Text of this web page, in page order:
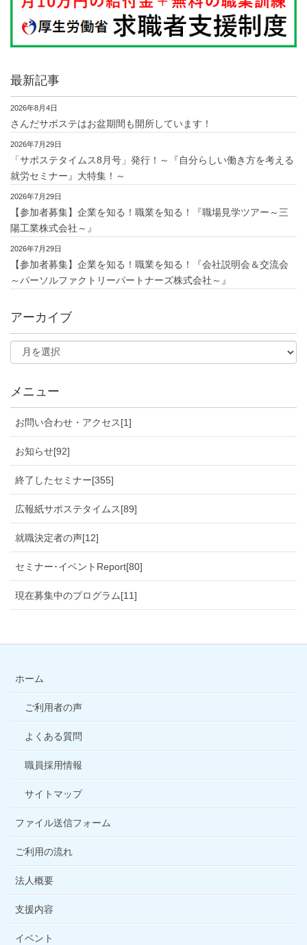
最新記事
2026年8月4日
さんだサポステはお盆期間も開所しています！
2026年7月29日
「サポステタイムス8月号」発行！～『自分らしい働き方を考える
就労セミナー』大特集！～
2026年7月29日
【参加者募集】企業を知る！職業を知る！『職場見学ツアー～三
陽工業株式会社～』
2026年7月29日
【参加者募集】企業を知る！職業を知る！『会社説明会＆交流会
～パーソルファクトリーパートナーズ株式会社～』
アーカイブ
メニュー
お問い合わせ・アクセス[1]
お知らせ[92]
終了したセミナー[355]
広報紙サポステタイムス[89]
就職決定者の声[12]
セミナー･イベントReport[80]
現在募集中のプログラム[11]
ホーム
ご利用者の声
よくある質問
職員採用情報
サイトマップ
ファイル送信フォーム
ご利用の流れ
法人概要
支援内容
イベント